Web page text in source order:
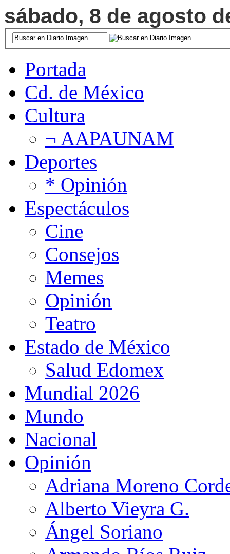
sábado, 8 de agosto
Portada
Cd. de México
Cultura
¬ AAPAUNAM
Deportes
* Opinión
Espectáculos
Cine
Consejos
Memes
Opinión
Teatro
Estado de México
Salud Edomex
Mundial 2026
Mundo
Nacional
Opinión
Adriana Moreno
Alberto Vieyra G.
Ángel Soriano